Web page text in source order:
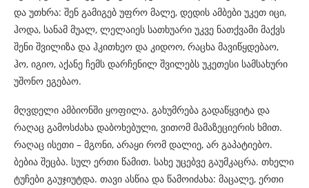
და უთხრა: შენ გამიგებ უფრო მალე, დედის ამბები უკეთ იცი,
ჰოდა, სანამ მუალ, ლელაიეს სათხუარი უკვე ნათქვამი მაქვს
შენი შვილიზა და ჰკითხეო და კიდოო, რაცხა მავიწყდებაო,
ჰო, იგიო, აქანე ჩემს დარჩენილ შვილებს უკეთესი სამსახური
უშონო ეგებაო.
მღვდელი ამბიონში ყოფილა. გახუმრება გადაწყვიტა და
რაღაც გამოსძახა დაბოხებული, ვითომ მამაზეციერის ხმით.
რაღაც ისეთი – მგონი, არაყი რომ დალიე, არ გაპატიებო.
ბებია შეცბა. სულ ერთი წამით. სახე უცებვე გაუმკაცრა. თხელი
ტუჩები გაუჯიუტდა. თავი ასწია და წამოიძახა: მაცალე, ერთი